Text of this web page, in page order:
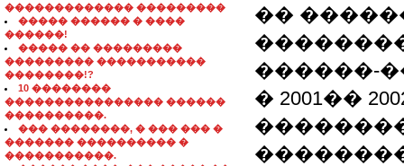
������������� ���������
����� ������ � ����
������!
����� �� ���������
��������� �����������
��������!?
10 ��������
���������������� ������
����������.
��� ��������, � ��� ��� �
������� ���������� �
�����������.
��
������-
� 2001��